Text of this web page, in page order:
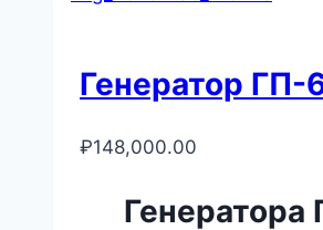
Генератор ГП-
₽148,000.00
Генератора